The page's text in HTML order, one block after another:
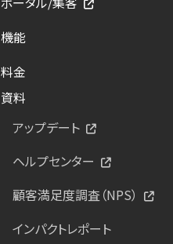
機能
料金
資料
アップデート
ヘルプセンター
顧客満足度調査（NPS）
インパクトレポート